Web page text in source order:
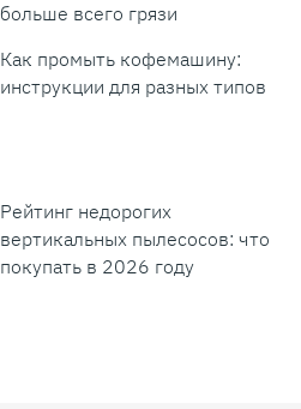
больше всего грязи
Как промыть кофемашину:
инструкции для разных типов
Рейтинг недорогих
вертикальных пылесосов: что
покупать в 2026 году